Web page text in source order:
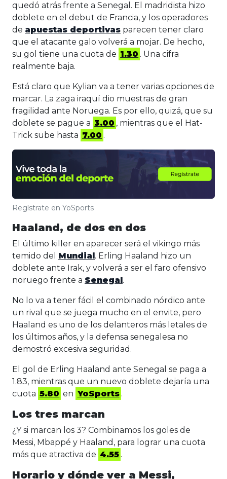
quedó atrás frente a Senegal. El madridista hizo
doblete en el debut de Francia, y los operadores
de apuestas deportivas parecen tener claro
que el atacante galo volverá a mojar. De hecho,
su gol tiene una cuota de 1.30 . Una cifra
realmente baja.
Está claro que Kylian va a tener varias opciones de
marcar. La zaga iraquí dio muestras de gran
fragilidad ante Noruega. Es por ello, quizá, que su
doblete se pague a 3.00 , mientras que el Hat-
Trick sube hasta 7.00 .
Regístrate en YoSports
Haaland, de dos en dos
El último killer en aparecer será el vikingo más
temido del Mundial. Erling Haaland hizo un
doblete ante Irak, y volverá a ser el faro ofensivo
noruego frente a Senegal.
No lo va a tener fácil el combinado nórdico ante
un rival que se juega mucho en el envite, pero
Haaland es uno de los delanteros más letales de
los últimos años, y la defensa senegalesa no
demostró excesiva seguridad.
El gol de Erling Haaland ante Senegal se paga a
1.83, mientras que un nuevo doblete dejaría una
cuota 5.80 en YoSports .
Los tres marcan
¿Y si marcan los 3? Combinamos los goles de
Messi, Mbappé y Haaland, para lograr una cuota
más que atractiva de 4.55 .
Horario y dónde ver a Messi,